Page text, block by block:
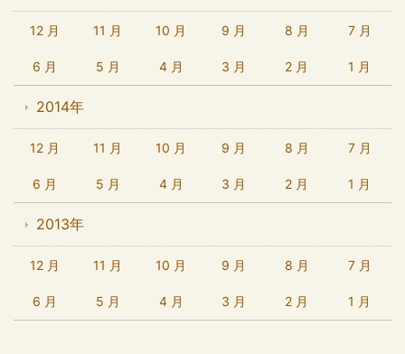
12 月 11 月 10 月 9 月 8 月 7 月
6 月 5 月 4 月 3 月 2 月 1 月
2014年
12 月 11 月 10 月 9 月 8 月 7 月
6 月 5 月 4 月 3 月 2 月 1 月
2013年
12 月 11 月 10 月 9 月 8 月 7 月
6 月 5 月 4 月 3 月 2 月 1 月